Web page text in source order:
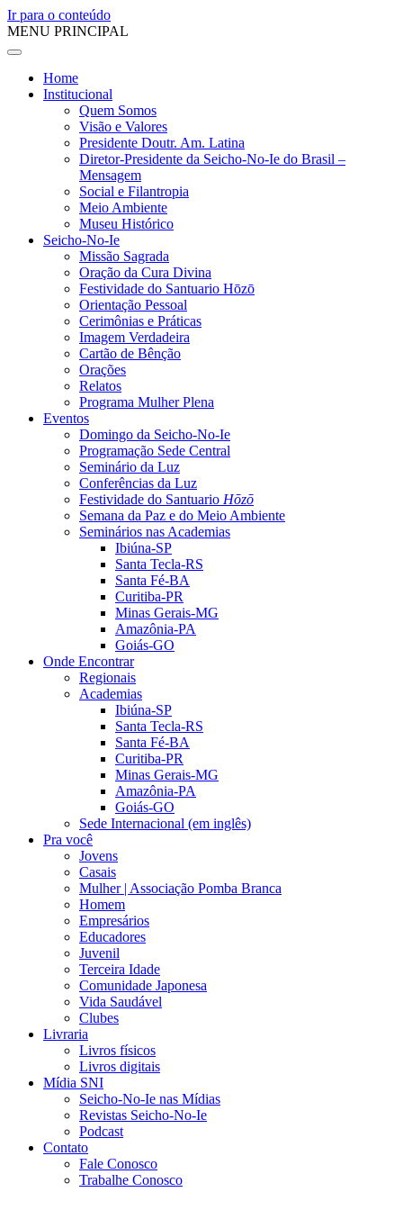
Ir para o conteúdo
MENU PRINCIPAL
Home
Institucional
Quem Somos
Visão e Valores
Presidente Doutr. Am. Latina
Diretor-Presidente da Seicho-No-Ie do Brasil –
Mensagem
Social e Filantropia
Meio Ambiente
Museu Histórico
Seicho-No-Ie
Missão Sagrada
Oração da Cura Divina
Festividade do Santuario Hōzō
Orientação Pessoal
Cerimônias e Práticas
Imagem Verdadeira
Cartão de Bênção
Orações
Relatos
Programa Mulher Plena
Eventos
Domingo da Seicho-No-Ie
Programação Sede Central
Seminário da Luz
Conferências da Luz
Festividade do Santuario Hōzō
Semana da Paz e do Meio Ambiente
Seminários nas Academias
Ibiúna-SP
Santa Tecla-RS
Santa Fé-BA
Curitiba-PR
Minas Gerais-MG
Amazônia-PA
Goiás-GO
Onde Encontrar
Regionais
Academias
Ibiúna-SP
Santa Tecla-RS
Santa Fé-BA
Curitiba-PR
Minas Gerais-MG
Amazônia-PA
Goiás-GO
Sede Internacional (em inglês)
Pra você
Jovens
Casais
Mulher | Associação Pomba Branca
Homem
Empresários
Educadores
Juvenil
Terceira Idade
Comunidade Japonesa
Vida Saudável
Clubes
Livraria
Livros físicos
Livros digitais
Mídia SNI
Seicho-No-Ie nas Mídias
Revistas Seicho-No-Ie
Podcast
Contato
Fale Conosco
Trabalhe Conosco